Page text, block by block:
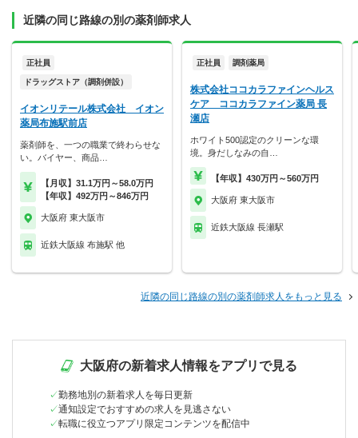
近隣の同じ路線の別の薬剤師求人
正社員
ドラッグストア（調剤併設）
イオンリテール株式会社 イオン
薬局布施駅前店
薬剤師を、一つの職業で終わらせな
い。バイヤー、商品…
【月収】31.1万円～58.0万円
【年収】492万円～846万円
大阪府 東大阪市
近鉄大阪線 布施駅 他
正社員 調剤薬局
株式会社ココカラファインヘルス
ケア ココカラファイン薬局 長
瀬店
ホワイト500認定のクリーンな環
境。身だしなみの自…
【年収】430万円～560万円
大阪府 東大阪市
近鉄大阪線 長瀬駅
近隣の同じ路線の別の薬剤師求人をもっと見る
大阪府の新着求人情報をアプリで見る
勤務地別の新着求人を毎日更新
通知設定でおすすめの求人を見逃さない
転職に役立つアプリ限定コンテンツを配信中